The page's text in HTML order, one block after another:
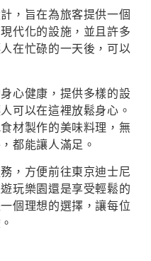
，旨在為旅客提供一個
代化的設施，並且許多
在忙碌的一天後，可以
心健康，提供多樣的設
可以在這裡放鬆身心。
材製作的美味料理，無
都能讓人滿足。
，方便前往東京迪士尼
玩樂園還是享受輕鬆的
個理想的選擇，讓每位